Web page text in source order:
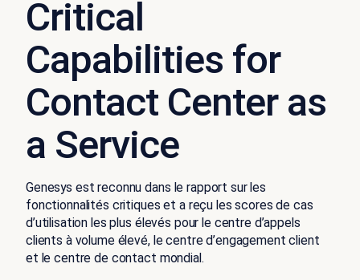
Critical
Capabilities for
Contact Center as
a Service
Genesys est reconnu dans le rapport sur les
fonctionnalités critiques et a reçu les scores de cas
d’utilisation les plus élevés pour le centre d’appels
clients à volume élevé, le centre d’engagement client
et le centre de contact mondial.